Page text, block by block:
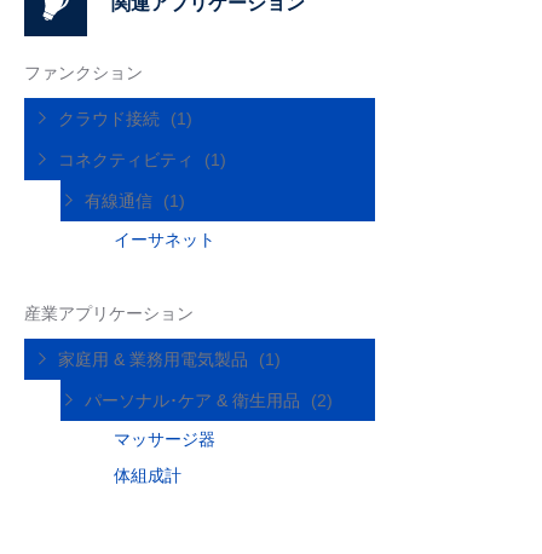
ファンクション
クラウド接続 (1)
コネクティビティ (1)
有線通信
(1)
イーサネット
産業アプリケーション
家庭用 & 業務用電気製品 (1)
パーソナル･ケア & 衛生用品
(2)
マッサージ器
体組成計